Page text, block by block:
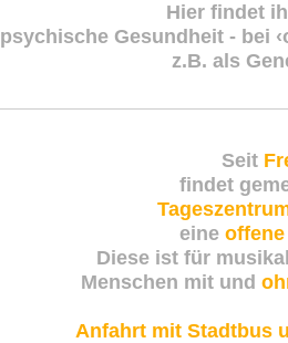
Hier findet
psychische Gesundheit - bei
z.B. als
Seit
findet
eine
Diese ist für
Menschen mit und
Anfahrt mit Stadtbus